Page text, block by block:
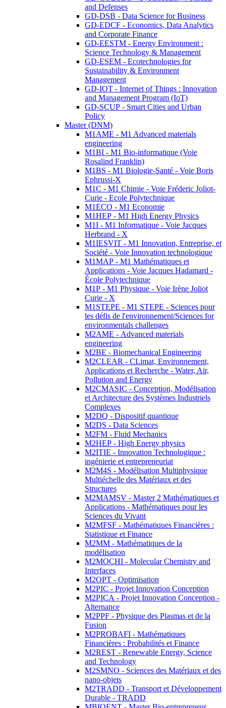
and Defenses
GD-DSB - Data Science for Business
GD-EDCF - Economics, Data Analytics
and Corporate Finance
GD-EESTM - Energy Environment :
Science Technology & Management
GD-ESEM - Ecotechnologies for
Sustainability & Environment
Management
GD-IOT - Internet of Things : Innovation
and Management Program (IoT)
GD-SCUP - Smart Cities and Urban
Policy
Master (DNM)
M1AME - M1 Advanced materials
engineering
M1BI - M1 Bio-informatique (Voie
Rosalind Franklin)
M1BS - M1 Biologie-Santé - Voie Boris
Ephrussi-X
M1C - M1 Chimie - Voie Fréderic Joliot-
Curie - Ecole Polytechnique
M1ECO - M1 Economie
M1HEP - M1 High Energy Physics
M1I - M1 Informatique - Voie Jacques
Herbrand - X
M1IESVIT - M1 Innovation, Entreprise, et
Société - Voie Innovation technologique
M1MAP - M1 Mathématiques et
Applications - Voie Jacques Hadamard -
École Polytechnique
M1P - M1 Physique - Voie Irène Joliot
Curie - X
M1STEPE - M1 STEPE - Sciences pour
les défis de l'environnement/Sciences for
environmentals challenges
M2AME - Advanced materials
engineering
M2BE - Biomechanical Engineering
M2CLEAR - CLimat, Environnement,
Applications et Recherche - Water, Air,
Pollution and Energy
M2CMASIC - Conception, Modélisation
et Architecture des Systèmes Industriels
Complexes
M2DQ - Dispositif quantique
M2DS - Data Sciences
M2FM - Fluid Mechanics
M2HEP - High Energy physics
M2ITIE - Innovation Technologique :
ingénierie et entrepreneuriat
M2M4S - Modélisation Multiphysique
Multiéchelle des Matériaux et des
Structures
M2MAMSV - Master 2 Mathématiques et
Applications - Mathématiques pour les
Sciences du Vivant
M2MFSF - Mathématiques Financières :
Statistique et Finance
M2MM - Mathématiques de la
modélisation
M2MOCHI - Molecular Chemistry and
Interfaces
M2OPT - Optimisation
M2PIC - Projet Innovation Conception
M2PICA - Projet Innovation Conception -
Alternance
M2PPF - Physique des Plasmas et de la
Fusion
M2PROBAFI - Mathématiques
Financières : Probabilités et Finance
M2REST - Renewable Energy, Science
and Technology
M2SMNO - Sciences des Matériaux et des
nano-objets
M2TRADD - Transport et Développement
Durable - TRADD